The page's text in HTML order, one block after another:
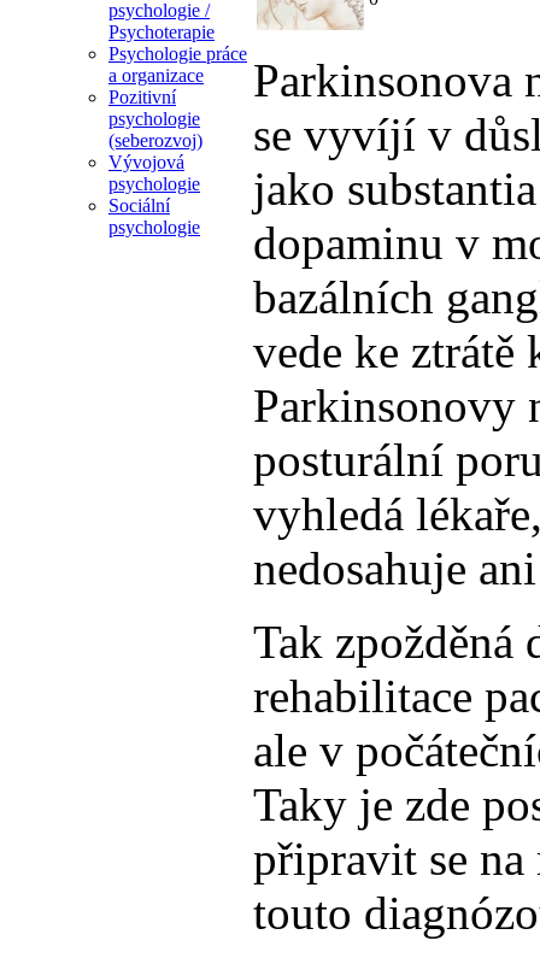
psychologie /
Psychoterapie
Psychologie práce
a organizace
Pozitivní
psychologie
(seberozvoj)
Vývojová
psychologie
Sociální
psychologie
Parkinsonova
se vyvíjí v
jako
dopaminu v
bazálních
vede ke
Parkinsonovy
posturální
vyhledá
nedosahuje
Tak zpožděná
rehabilitace
ale v
Taky je zde
připravit se na
touto